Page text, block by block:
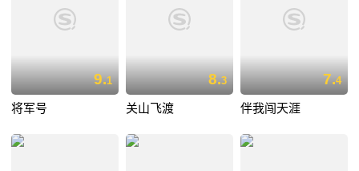
9.1
将军号
8.3
关山飞渡
7.4
伴我闯天涯